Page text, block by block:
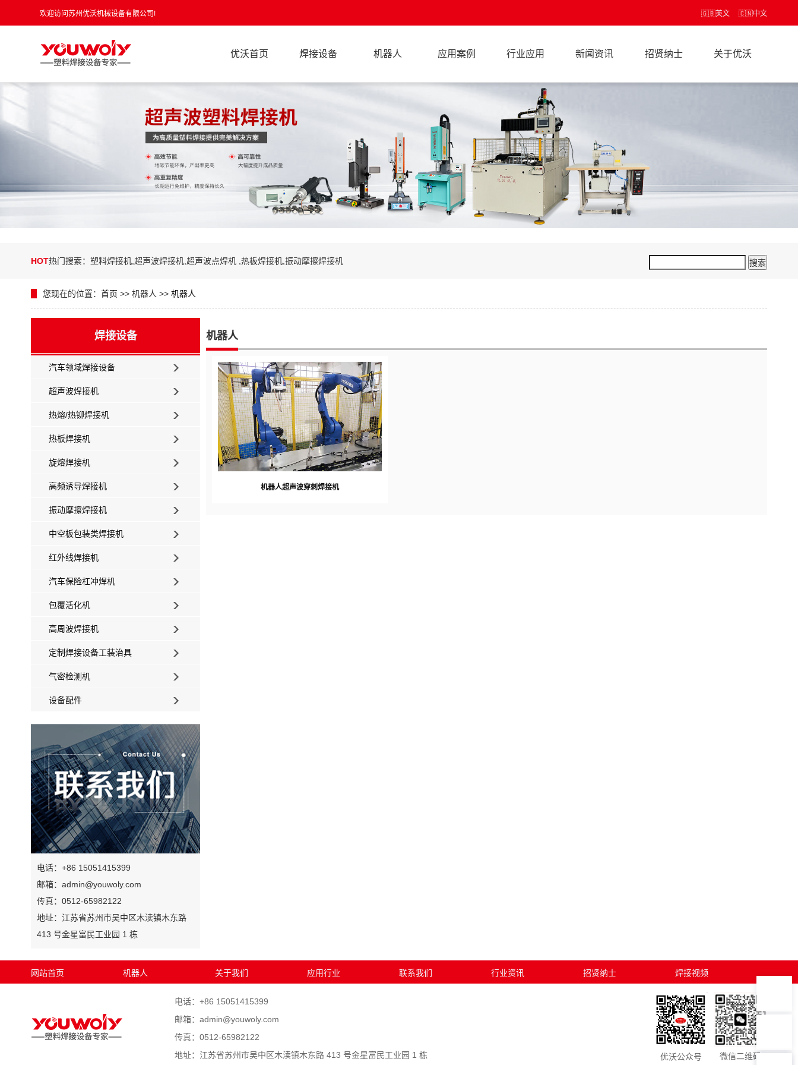
欢迎访问苏州优沃机械设备有限公司! 🇨🇳中文
🇬🇧英文
优沃首页 焊接设备 机器人 应用案例 行业应用 新闻资讯 招贤纳士 关于优沃
HOT热门搜索：塑料焊接机,超声波焊接机,超声波点焊机 ,热板焊接机,振动摩擦焊接机
您现在的位置： 首页 >> 机器人 >> 机器人
焊接设备
汽车领域焊接设备
超声波焊接机
热熔/热铆焊接机
热板焊接机
旋熔焊接机
高频诱导焊接机
振动摩擦焊接机
中空板包装类焊接机
红外线焊接机
汽车保险杠冲焊机
包覆活化机
高周波焊接机
定制焊接设备工装治具
气密检测机
设备配件
电话：+86 15051415399
邮箱：admin@youwoly.com
传真：0512-65982122
地址：江苏省苏州市吴中区木渎镇木东路
413 号金星富民工业园 1 栋
机器人
机器人超声波穿刺焊接机
网站首页 机器人 关于我们 应用行业 联系我们 行业资讯 招贤纳士 焊接视频
电话：+86 15051415399
邮箱：admin@youwoly.com
传真：0512-65982122
地址：江苏省苏州市吴中区木渎镇木东路 413 号金星富民工业园 1 栋
优沃公众号 微信二维码
7*12 专业客服，服务咨询
工单服务（点击发送邮件）
7*24全时处理，技术支持
投诉建议：15051415399